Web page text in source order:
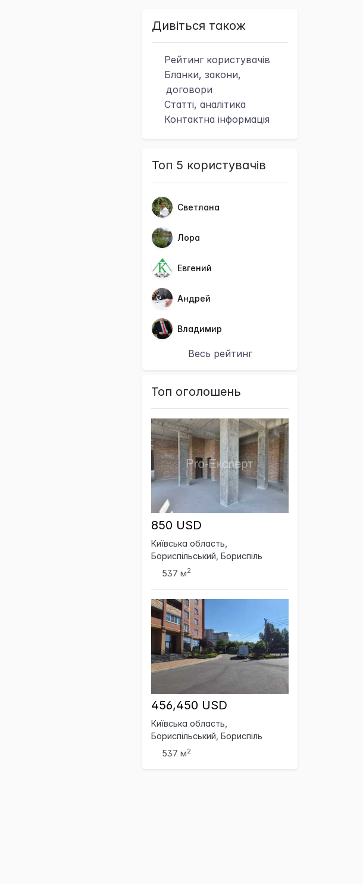
Дивіться також
Рейтинг користувачів
Бланки, закони,
договори
Статті, аналітика
Контактна інформація
Топ 5 користувачів
Светлана
Лора
Евгений
Андрей
Владимир
Весь рейтинг
Топ оголошень
850 USD
Київська область,
Бориспільський, Бориспіль
537 м2
456,450 USD
Київська область,
Бориспільський, Бориспіль
537 м2